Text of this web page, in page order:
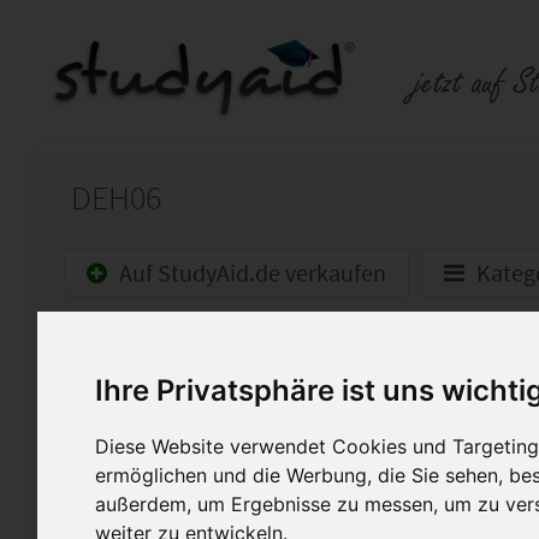
Ihre Privatsphäre ist uns
Diese Website verwendet Cookies und
ermöglichen und die Werbung, die Sie sehen,
außerdem, um Ergebnisse zu messen, um zu
weiter zu entwickeln.
DEH06
Auf StudyAid.de verkaufen
DEH06 - Mündliche
Note 4 (48/100)! Mit
Die Einsendeaufgaben